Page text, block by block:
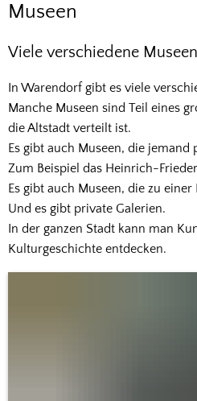
Museen
Museen
Viele verschiedene
In Warendorf gibt es viele
Manche Museen sind Teil eines
die Altstadt verteilt ist.
Es gibt auch Museen, die jemand
Zum Beispiel das Heinrich-
Es gibt auch Museen, die zu
Und es gibt private Galerien.
In der ganzen Stadt kann man
Kulturgeschichte entdecken.